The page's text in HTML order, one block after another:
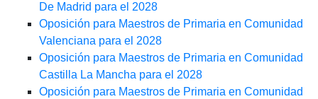
De Madrid para el 2028
Oposición para Maestros de Primaria en Comunidad
Valenciana para el 2028
Oposición para Maestros de Primaria en Comunidad
Castilla La Mancha para el 2028
Oposición para Maestros de Primaria en Comunidad